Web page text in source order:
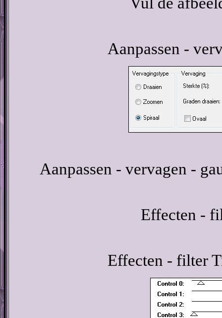
Aanpassen -
Aanpassen - vervagen -
Effecten -
Effecten - filter